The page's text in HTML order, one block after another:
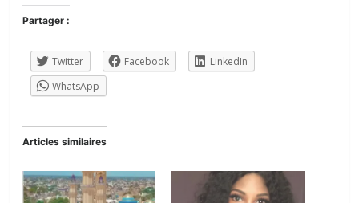
Partager :
Twitter Facebook
LinkedIn
WhatsApp
Articles similaires